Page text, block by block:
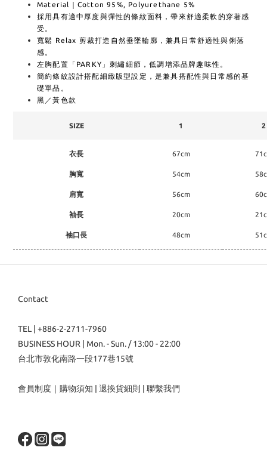
Material｜Cotton 95%, Polyurethane 5%
採用具有適中厚度與彈性的條紋面料，帶來舒適柔軟的穿著感
受。
寬鬆 Relax 剪裁打造自然垂墜輪廓，兼具日常舒適性與俐落
感。
左胸配置「PARKY」刺繡細節，低調增添品牌趣味性。
簡約條紋設計搭配細緻版型設定，是兼具搭配性與日常感的基
礎單品。
黑／黃色款
SIZE 1 2
衣長
胸寬
肩寬
袖長
袖口長
67cm
54cm
56cm
20cm
48cm
Contact
TEL | +886-2-2711-7960
BUSINESS HOUR | Mon. - Sun. / 13:00 - 22:00
台北市敦化南路一段177巷15號
會員制度 ｜ 購物須知 退換貨細則 聯繫我們